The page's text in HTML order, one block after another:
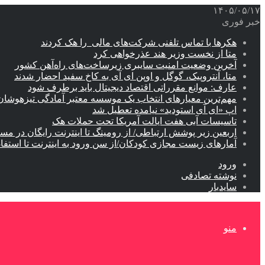
۱۴۰۵/۰۵/۱۷
خبر فوری
هکرها با تماس تلفنی شرکت‌های مالی را هک کردند
متا از نخست وزیر هند عذرخواهی کرد
آخرین وضعیت امنیت سایبری زیرساخت‌های راه‌آهن کشور
متا، آنتروپیک، گوگل و اوپن ای آی به کاخ سفید احضار شدند
عارف: موانع مقرراتی اقتصاد دیجیتال باید برطرف شود
مهم‌ترین معیارهای انتخاب یک موسسه معتبر آمادگی
اپ «ای آی استودید» نیامده تعطیل شد
تاسیسات آبی هفت ایالت آمریکا تحت حملات هک
اربعین زیر پوشش ارتباطی/ از رومینگ تا اینترنت رایگان در
آمارهای زیست مجازی کودکان/از سن ورود به اینترنت تا
ورود
نوشته تصادفی
سایدبار
منو